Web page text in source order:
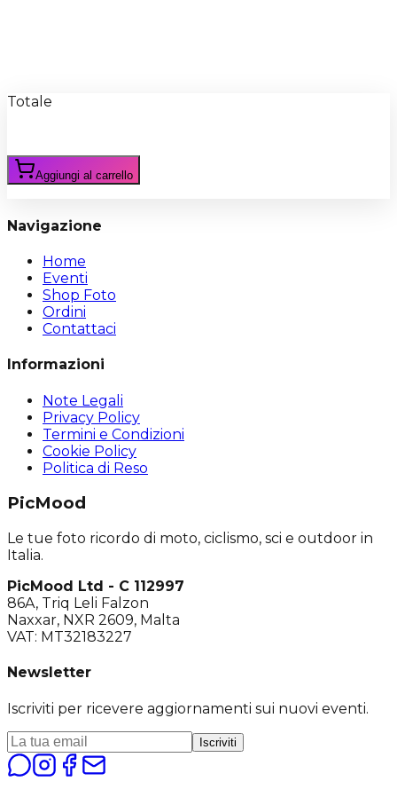
Totale
Aggiungi al carrello
Navigazione
Home
Eventi
Shop Foto
Ordini
Contattaci
Informazioni
Note Legali
Privacy Policy
Termini e Condizioni
Cookie Policy
Politica di Reso
PicMood
Le tue foto ricordo di moto, ciclismo, sci e outdoor in
Italia.
PicMood Ltd - C 112997
86A, Triq Leli Falzon
Naxxar, NXR 2609, Malta
VAT: MT32183227
Newsletter
Iscriviti per ricevere aggiornamenti sui nuovi eventi.
Iscriviti